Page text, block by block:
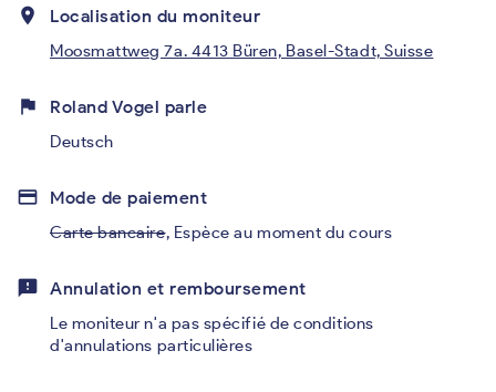
place Localisation du moniteur
Moosmattweg 7a. 4413 Büren, Basel-Stadt, Suisse
flag Roland Vogel parle
Deutsch
credit_card Mode de paiement
Carte bancaire, Espèce au moment du cours
feedback Annulation et remboursement
Le moniteur n'a pas spécifié de conditions
d'annulations particulières